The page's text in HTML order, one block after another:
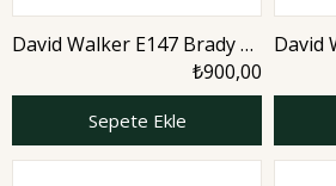
David Walker E147 Brady 50
ml Erkek Parfüm | Aromatic
₺900,00
Sepete Ekle
David
ml